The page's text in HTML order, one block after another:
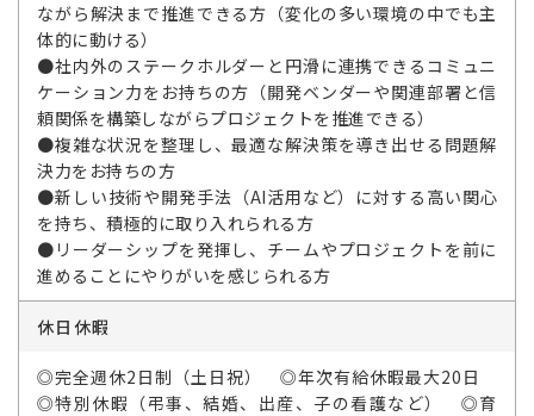
ながら解決まで推進できる方（変化の多い環境の中でも主
体的に動ける）
●社内外のステークホルダーと円滑に連携できるコミュニ
ケーション力をお持ちの方（開発ベンダーや関連部署と信
頼関係を構築しながらプロジェクトを推進できる）
●複雑な状況を整理し、最適な解決策を導き出せる問題解
決力をお持ちの方
●新しい技術や開発手法（AI活用など）に対する高い関心
を持ち、積極的に取り入れられる方
●リーダーシップを発揮し、チームやプロジェクトを前に
進めることにやりがいを感じられる方
休日休暇
◎完全週休2日制（土日祝） ◎年次有給休暇最大20日
◎特別休暇（弔事、結婚、出産、子の看護など） ◎育